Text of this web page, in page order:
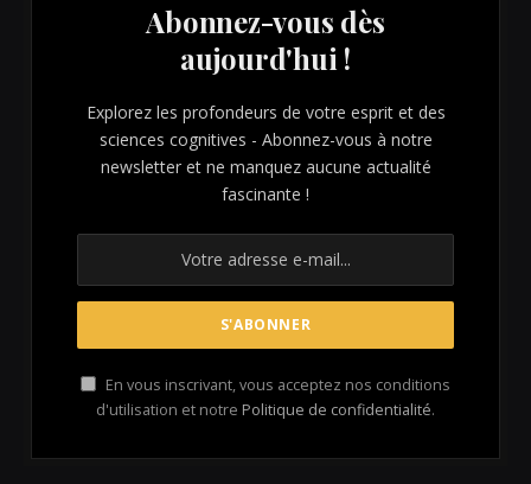
Abonnez-vous dès
aujourd'hui !
Explorez les profondeurs de votre esprit et des
sciences cognitives - Abonnez-vous à notre
newsletter et ne manquez aucune actualité
fascinante !
En vous inscrivant, vous acceptez nos conditions
d'utilisation et notre Politique de confidentialité.